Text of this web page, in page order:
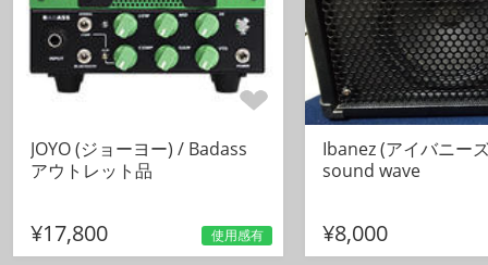
JOYO (ジョーヨー) / Badass
アウトレット品
¥17,800 使用感有
Ibanez (アイバニー
sound wave
¥8,000